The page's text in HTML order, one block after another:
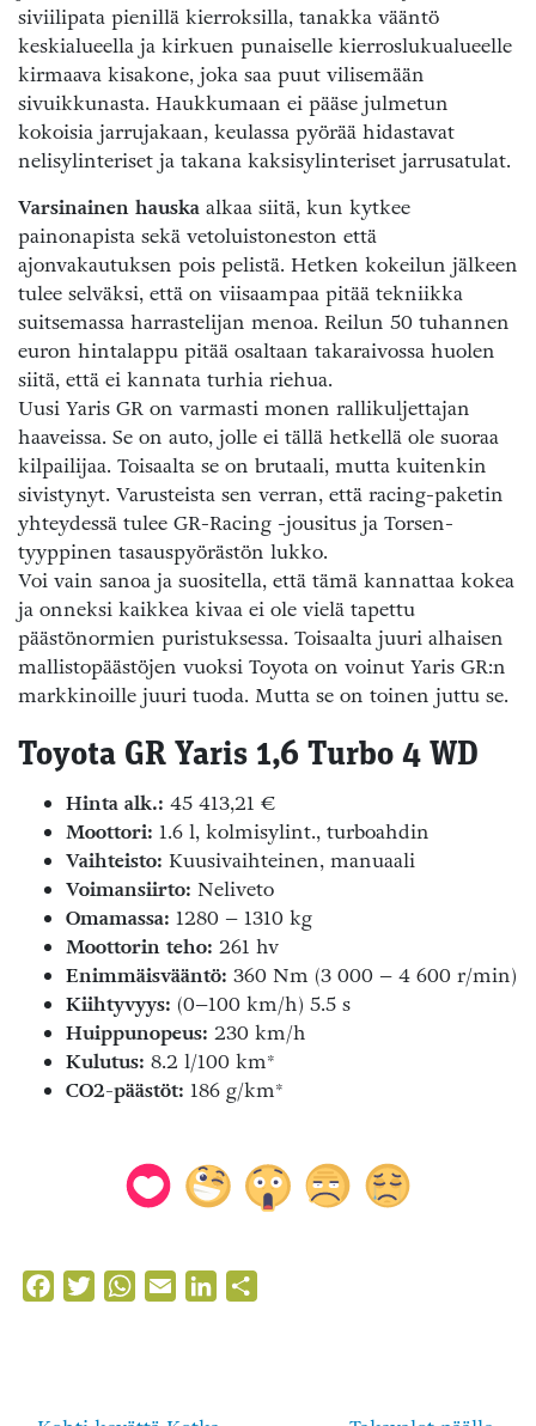
siviilipata pienillä kierroksilla, tanakka vääntö
keskialueella ja kirkuen punaiselle kierroslukualueelle
kirmaava kisakone, joka saa puut vilisemään
sivuikkunasta. Haukkumaan ei pääse julmetun
kokoisia jarrujakaan, keulassa pyörää hidastavat
nelisylinteriset ja takana kaksisylinteriset jarrusatulat.
Varsinainen hauska alkaa siitä, kun kytkee
painonapista sekä vetoluistoneston että
ajonvakautuksen pois pelistä. Hetken kokeilun jälkeen
tulee selväksi, että on viisaampaa pitää tekniikka
suitsemassa harrastelijan menoa. Reilun 50 tuhannen
euron hintalappu pitää osaltaan takaraivossa huolen
siitä, että ei kannata turhia riehua.
Uusi Yaris GR on varmasti monen rallikuljettajan
haaveissa. Se on auto, jolle ei tällä hetkellä ole suoraa
kilpailijaa. Toisaalta se on brutaali, mutta kuitenkin
sivistynyt. Varusteista sen verran, että racing-paketin
yhteydessä tulee GR-Racing -jousitus ja Torsen-
tyyppinen tasauspyörästön lukko.
Voi vain sanoa ja suositella, että tämä kannattaa kokea
ja onneksi kaikkea kivaa ei ole vielä tapettu
päästönormien puristuksessa. Toisaalta juuri alhaisen
mallistopäästöjen vuoksi Toyota on voinut Yaris GR:n
markkinoille juuri tuoda. Mutta se on toinen juttu se.
Toyota GR Yaris 1,6 Turbo 4 WD
Hinta alk.: 45 413,21 €
Moottori: 1.6 l, kolmisylint., turboahdin
Vaihteisto: Kuusivaihteinen, manuaali
Voimansiirto: Neliveto
Omamassa: 1280 – 1310 kg
Moottorin teho: 261 hv
Enimmäisvääntö: 360 Nm (3 000 – 4 600 r/min)
Kiihtyvyys: (0–100 km/h) 5.5 s
Huippunopeus: 230 km/h
Kulutus: 8.2 l/100 km*
CO2-päästöt: 186 g/km*
FacebookTwitterWhatsApp
Email LinkedIn